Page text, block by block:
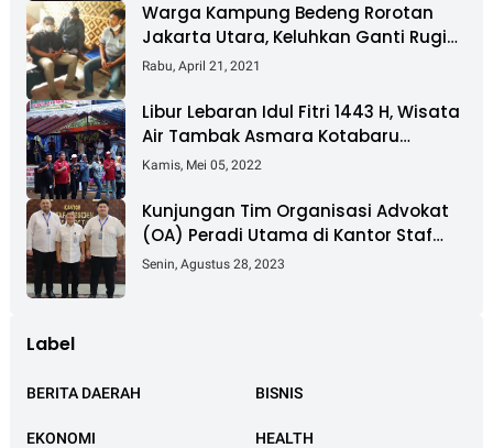
Warga Kampung Bedeng Rorotan
Jakarta Utara, Keluhkan Ganti Rugi
Pembebasan Lahan Tol Cibitung -
Rabu, April 21, 2021
Libur Lebaran Idul Fitri 1443 H, Wisata
Air Tambak Asmara Kotabaru
Dipadati Ribuan Pengunjung
Kamis, Mei 05, 2022
Kunjungan Tim Organisasi Advokat
(OA) Peradi Utama di Kantor Staf
Kepresidenan RI Istana Negara
Senin, Agustus 28, 2023
Label
BERITA DAERAH BISNIS
EKONOMI HEALTH